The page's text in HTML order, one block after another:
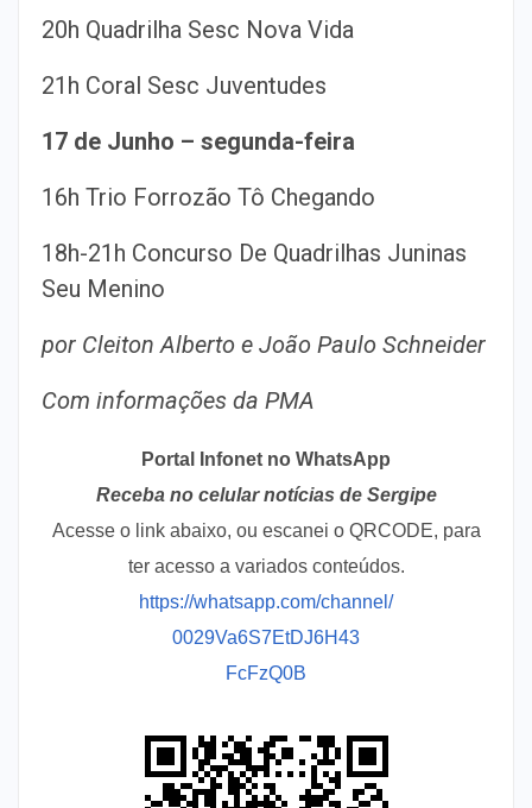
20h Quadrilha Sesc Nova Vida
21h Coral Sesc Juventudes
17 de Junho – segunda-feira
16h Trio Forrozão Tô Chegando
18h-21h Concurso De Quadrilhas Juninas
Seu Menino
por Cleiton Alberto e João Paulo Schneider
Com informações da PMA
Portal Infonet no WhatsApp
Receba no celular notícias de Sergipe
Acesse o link abaixo, ou escanei o QRCODE, para
ter acesso a variados conteúdos.
https://whatsapp.com/channel/
0029Va6S7EtDJ6H43
FcFzQ0B